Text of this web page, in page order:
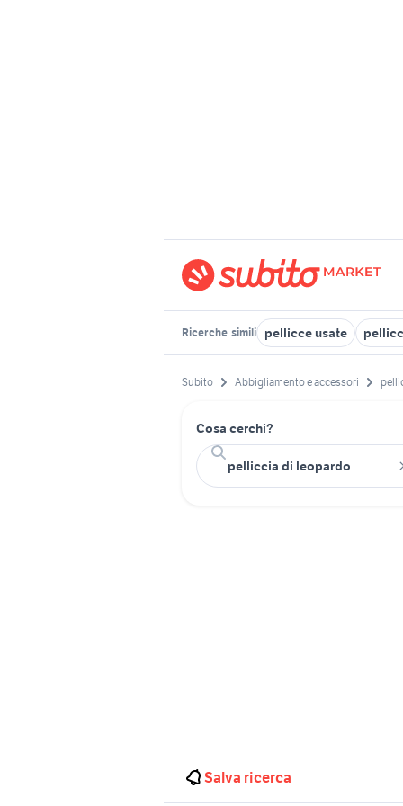
Ricerche simili pellicce usate
Subito Abbigliamento e accessori
Cosa cerchi?
Salva ricerca